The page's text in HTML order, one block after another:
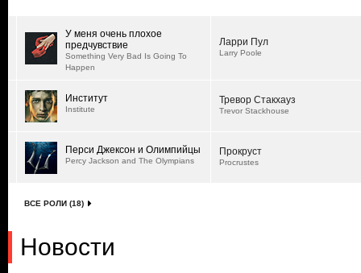
У меня очень плохое
предчувствие
Something Very Bad Is Going To
Happen
Ларри Пул
Larry Poole
Институт
Institute
Тревор Стакхауз
Trevor Stackhouse
Перси Джексон и Олимпийцы
Percy Jackson and The Olympians
Прокруст
Procrustes
ВСЕ РОЛИ (18)
Новости